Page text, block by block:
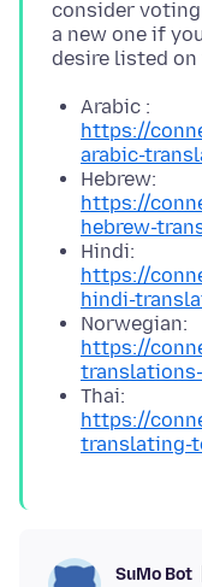
consider
a new one if
desire listed on
Arabic :
https://
arabic-
Hebrew:
https://
hebrew-
Hindi:
https://
hindi-
Norwegian:
https://
Thai:
https://
translating-
SuMo Bot